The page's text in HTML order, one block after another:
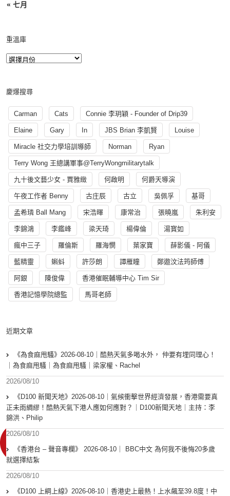
« 七月
重溫庫
慶爆搜尋
Carman Cats Connie 李玥穎 - Founder of Drip39
Elaine Gary In JBS Brian 李凱賢 Louise
Miracle 社交力學培訓導師 Norman Ryan
Terry Wong 王總講軍事@TerryWongmilitarytalk
九十後文藝少女 - 賈雅緻 何啟明 何爵天導演
午夜工作者 Benny 古庄辰 古立 吳佩孚 基哥
孟希璘 Ball Mang 宋浩暉 康常治 張曉嵐 朱利安
李錦鴻 李鑑峰 梁天琦 楊偉倫 湯寳如
瘋中三子 羅倫斯 羅海憫 葉家寶 薛影儀 - 阿儀
藍精靈 蝌蚪 許莎朗 譚雁瞳 鄭遨汶法筠師傅
阿銀 陳俊偉 香港催眠輔導中心 Tim Sir
香港記憶學院總監 馬哥老師
近期文章
《為食麻甩騷》2026-08-10｜酷熱天氣多喝水外， 仲要有埋同理心！
｜為食麻甩騷｜為食麻甩騷｜梁家權、Rachel
2026/08/10
《D100 新聞天地》2026-08-10｜氣候衝擊世界經濟發展，香港需要真
正未雨綢繆！酷熱天氣下港人應如何應對？｜D100新聞天地｜主持：李
錦洪、Philip
2026/08/10
《香港台 – 聲音專欄》 2026-08-10｜ BBC中文 為何我不後悔20多歲
就選擇結紮
2026/08/10
《D100 上綱上線》2026-08-10｜香港史上最熱！上水飆至39.8度！中